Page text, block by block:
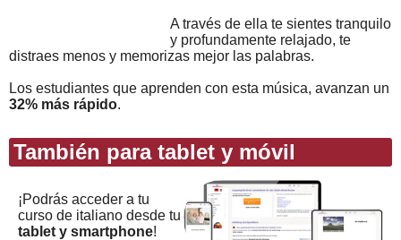
A través de ella te sientes tranquilo
y profundamente relajado, te
distraes menos y memorizas mejor las palabras.
Los estudiantes que aprenden con esta música, avanzan un
32% más rápido.
También para tablet y móvil
¡Podrás acceder a tu
curso de italiano desde tu
tablet y smartphone!